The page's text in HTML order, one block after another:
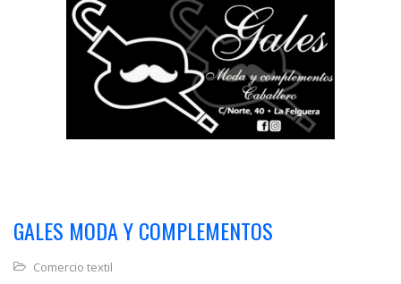
GALES MODA Y COMPLEMENTOS
Comercio textil